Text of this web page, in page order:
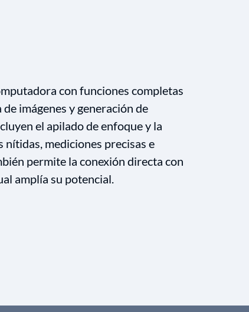
con funciones completas
imágenes y generación de
el apilado de enfoque y la
nítidas, mediciones precisas e
permite la conexión directa con
amplía su potencial.